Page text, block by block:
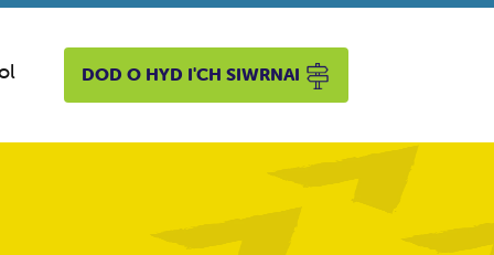
DOD O HYD I'CH SIWRNAI